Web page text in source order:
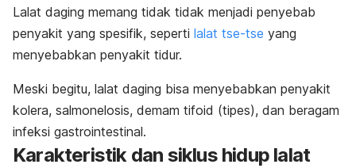
Lalat daging memang tidak tidak menjadi penyebab
penyakit yang spesifik, seperti lalat tse-tse yang
menyebabkan penyakit tidur.
Meski begitu, lalat daging bisa menyebabkan penyakit
kolera, salmonelosis, demam tifoid (tipes), dan beragam
infeksi gastrointestinal.
Karakteristik dan siklus hidup lalat